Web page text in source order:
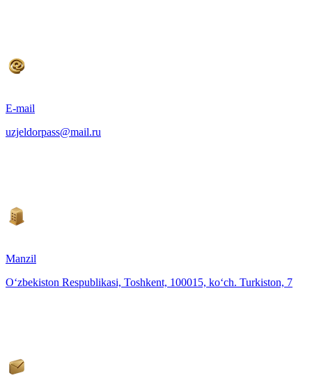
E-mail
uzjeldorpass@mail.ru
Manzil
O‘zbekiston Respublikasi, Toshkent, 100015, ko‘ch. Turkiston, 7